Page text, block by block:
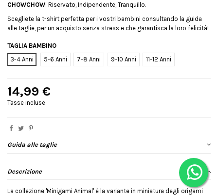
CHOWCHOW: Riservato, Indipendente, Tranquillo.
Scegliete la t-shirt perfetta per i vostri bambini consultando la guida
alle taglie, per un acquisto senza stress e che garantisca la loro felicità!
TAGLIA BAMBINO
3-4 Anni
5-6 Anni 7-8 Anni 9-10 Anni 11-12 Anni
14,99 €
Tasse incluse
Guida alle taglie
Descrizione
La collezione 'Minigami Animal' è la variante in miniatura degli origami